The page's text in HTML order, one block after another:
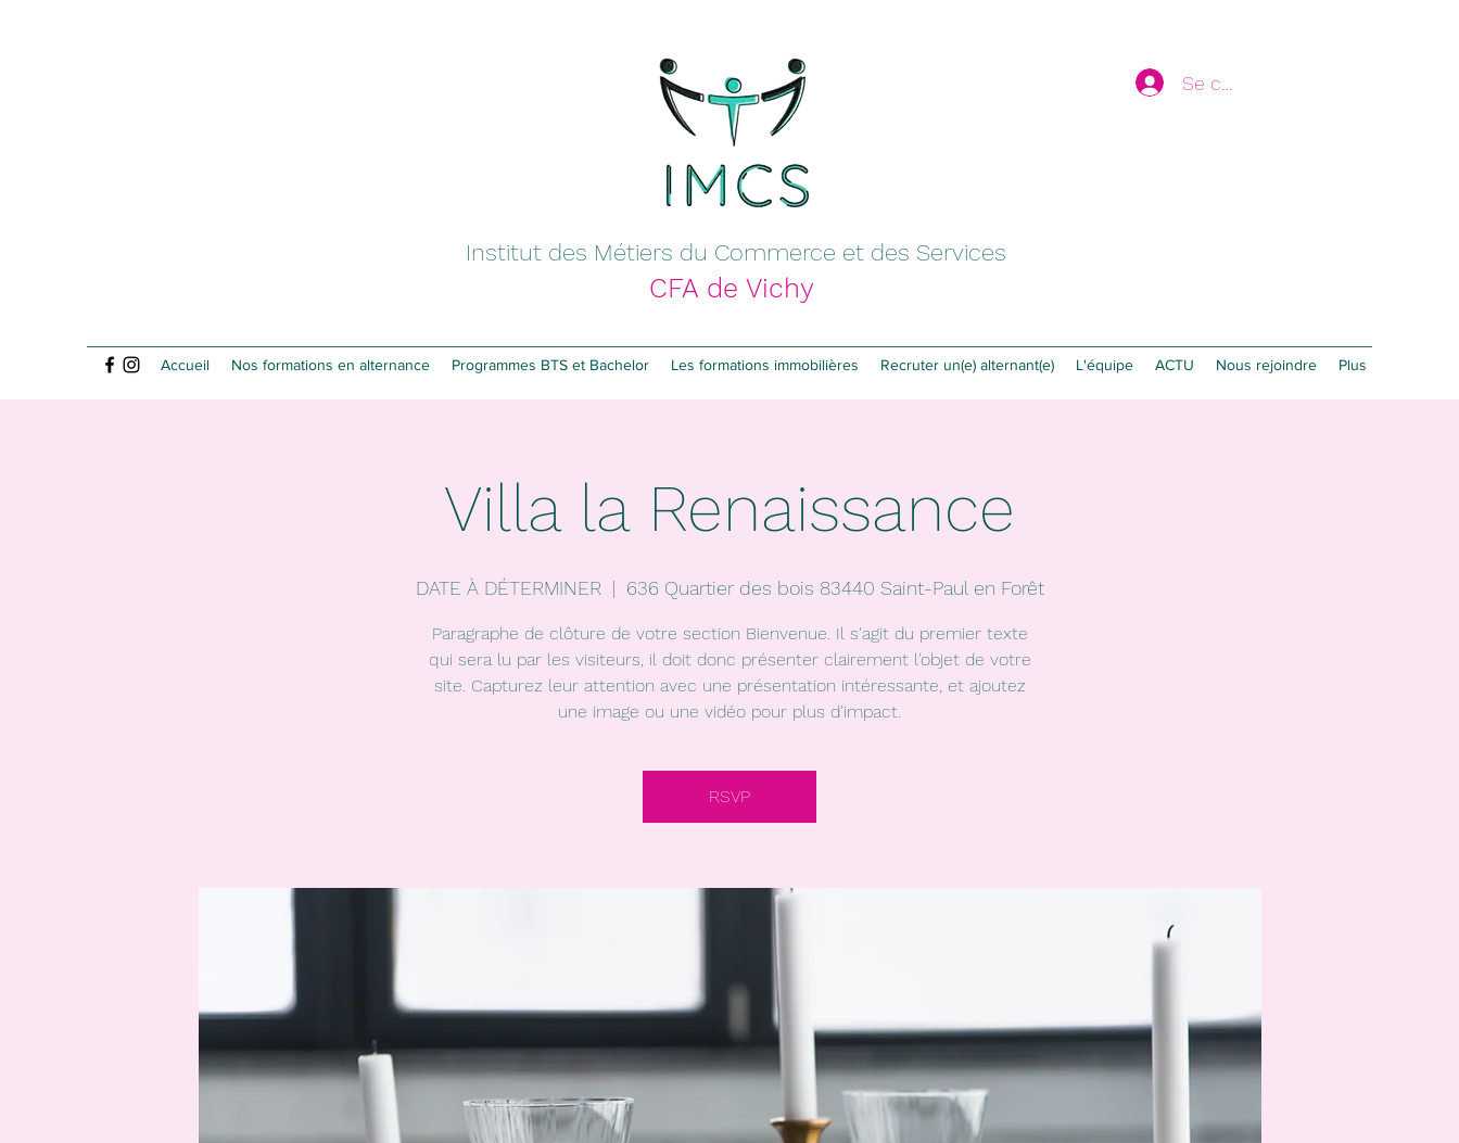
Institut des Métiers du Commerce et des Services
CFA de Vichy
Se connecter
Accueil Nos formations en alternance Programmes BTS et Bachelor Les formations immobilières Recruter un(e) alternant(e) L'équipe ACTU Nous rejoindre Plus
Villa la Renaissance
DATE À DÉTERMINER
  |
636 Quartier des bois 83440 Saint-Paul en Forêt
Paragraphe de clôture de votre section Bienvenue. Il s'agit du premier texte
qui sera lu par les visiteurs, il doit donc présenter clairement l'objet de votre
site. Capturez leur attention avec une présentation intéressante, et ajoutez
une image ou une vidéo pour plus d'impact.
RSVP